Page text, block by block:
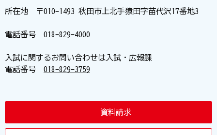
所在地 〒010-1493 秋田市上北手猿田字苗代沢17番地3
電話番号 018-829-4000
入試に関するお問い合わせは入試・広報課
電話番号 018-829-3759
資料請求